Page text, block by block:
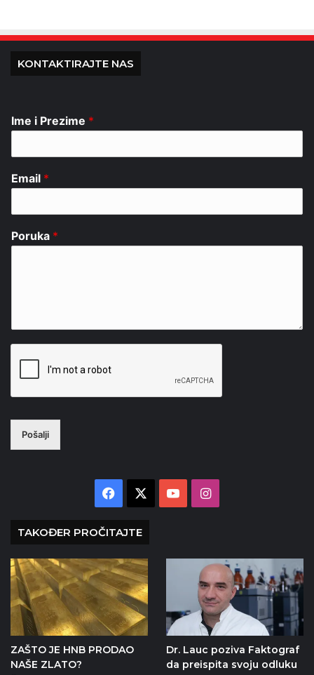
KONTAKTIRAJTE NAS
Ime i Prezime *
Email *
Poruka *
Pošalji
Facebook YouTubeInstagram
TAKOĐER PROČITAJTE
ZAŠTO JE HNB PRODAO
NAŠE ZLATO?
Dr. Lauc poziva Faktograf
da preispita svoju odluku